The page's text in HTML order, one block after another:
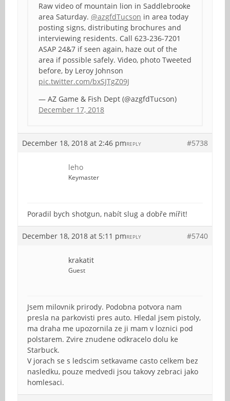
Raw video of mountain lion in Saddlebrooke
area Saturday. @azgfdTucson in area today
posting signs, distributing brochures and
interviewing residents. Call 623-236-7201
ASAP 24&7 if seen again, haze out of the
area if possible safely. Video, photo Tweeted
before, by Leroy Johnson
pic.twitter.com/bxSJTgZ09J
— AZ Game & Fish Dept (@azgfdTucson)
December 17, 2018
December 18, 2018 at 2:46 pm #5738
REPLY
leho
Keymaster
Poradil bych shotgun, nabít slug a dobře mířit!
December 18, 2018 at 5:11 pm #5740
REPLY
krakatit
Guest
Jsem milovnik prirody. Podobna potvora nam
presla na parkovisti pres auto. Hledal jsem pistoly,
ma draha me upozornila ze ji mam v loznici pod
polstarem. Zvire znudene odkracelo dolu ke
Starbuck.
V jorach se s ledscim setkavame casto celkem bez
nasledku, pouze medvedi jsou takovy zebraci jako
homlesaci.